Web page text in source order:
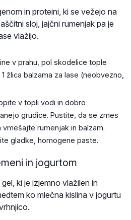
in proteini, ki se vežejo na
sloj, jajčni rumenjak pa je
vlažijo.
v prahu, pol skodelice tople
žlica balzama za lase (neobvezno,
v topli vodi in dobro
grudice. Pustite, da se zmes
rumenjak in balzam.
gladke, homogene paste.
in jogurtom
ki je izjemno vlažilen in
ko mlečna kislina v jogurtu